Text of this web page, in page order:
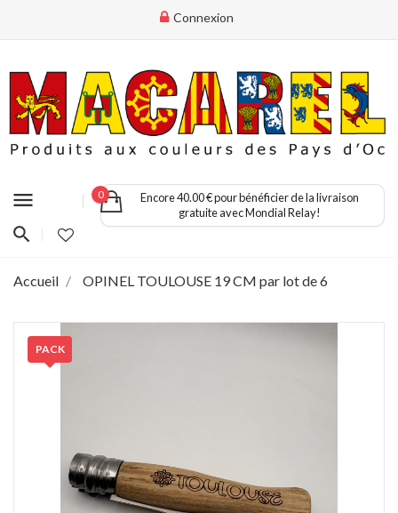
Connexion
menu 0
Encore 40.00 € pour bénéficier de la livraison
gratuite avec Mondial Relay!
Accueil OPINEL TOULOUSE 19 CM par lot de 6
PACK